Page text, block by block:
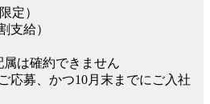
定）
支給）
は確約できません
応募、かつ10月末までにご入社